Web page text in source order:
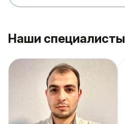
Наши специалисты